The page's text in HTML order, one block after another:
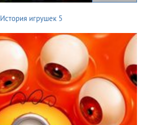
История игрушек 5